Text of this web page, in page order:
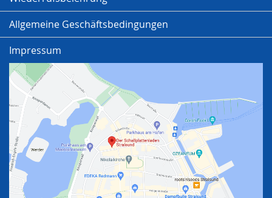
Allgemeine Geschäftsbedingungen
Impressum